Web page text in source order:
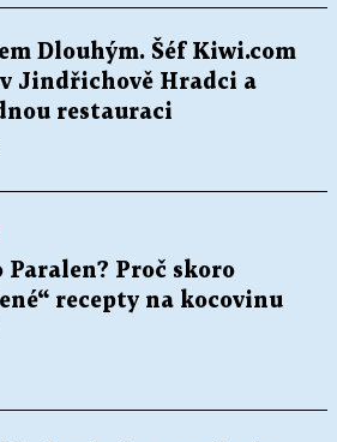
Dlouhým. Šéf Kiwi.com
Jindřichově Hradci a
restauraci
Paralen? Proč skoro
recepty na kocovinu